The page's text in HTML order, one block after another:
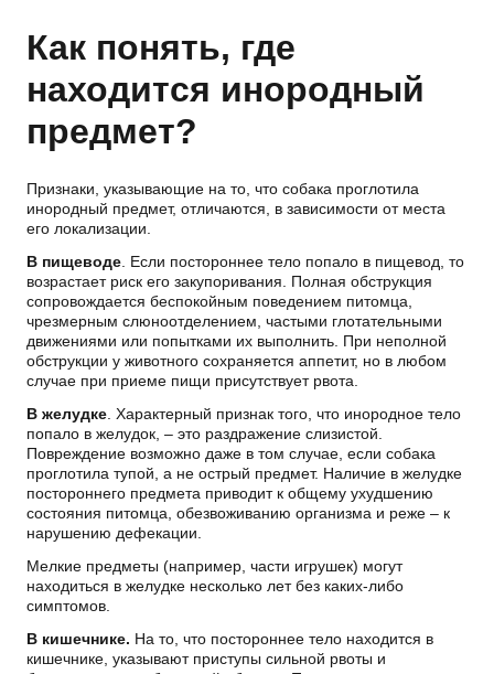
Как понять, где
находится инородный
предмет?
Признаки, указывающие на то, что собака проглотила
инородный предмет, отличаются, в зависимости от места
его локализации.
В пищеводе . Если постороннее тело попало в пищевод, то
возрастает риск его закупоривания. Полная обструкция
сопровождается беспокойным поведением питомца,
чрезмерным слюноотделением, частыми глотательными
движениями или попытками их выполнить. При неполной
обструкции у животного сохраняется аппетит, но в любом
случае при приеме пищи присутствует рвота.
В желудке . Характерный признак того, что инородное тело
попало в желудок, – это раздражение слизистой.
Повреждение возможно даже в том случае, если собака
проглотила тупой, а не острый предмет. Наличие в желудке
постороннего предмета приводит к общему ухудшению
состояния питомца, обезвоживанию организма и реже – к
нарушению дефекации.
Мелкие предметы (например, части игрушек) могут
находиться в желудке несколько лет без каких-либо
симптомов.
В кишечнике. На то, что постороннее тело находится в
кишечнике, указывают приступы сильной рвоты и